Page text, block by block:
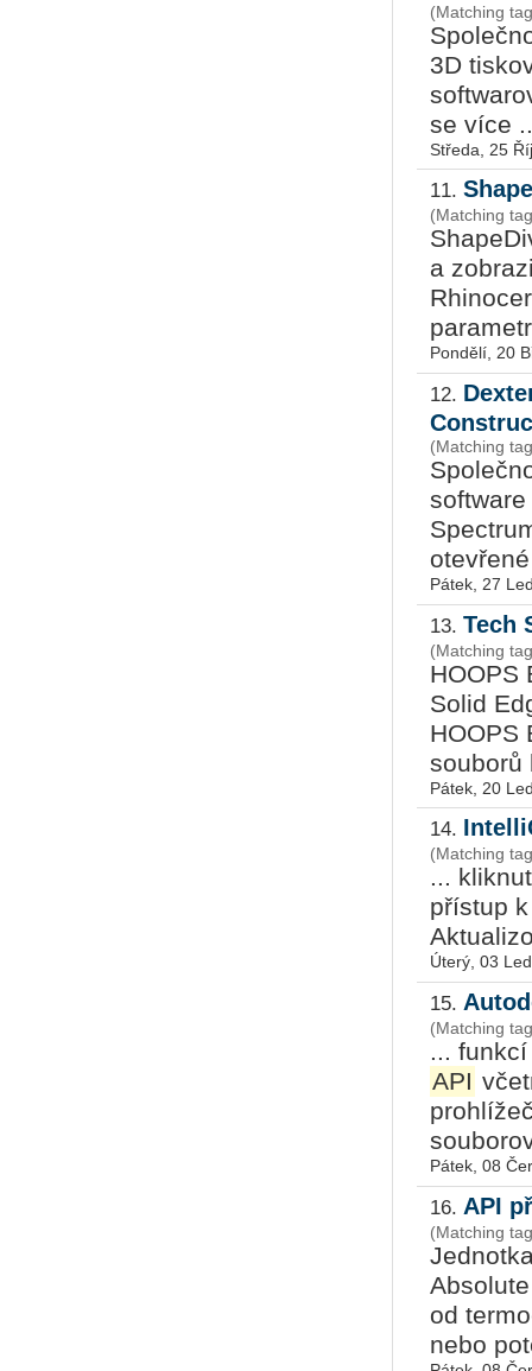
(Matching
3D
se více
Středa, 25
11.
(Matching
a
Pondělí, 20
12.
(Matching
Pátek, 27
13. Tech
(Matching
HOOPS
Solid
HOOPS
souborů
Pátek, 20
14.
(Matching
...
přístup
Úterý, 03
15.
(Matching
...
API
Pátek, 08
16. API
(Matching
od
nebo